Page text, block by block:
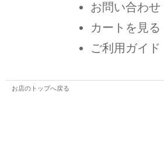
お問い合わせ
カートを見る
ご利用ガイド
お店のトップへ戻る